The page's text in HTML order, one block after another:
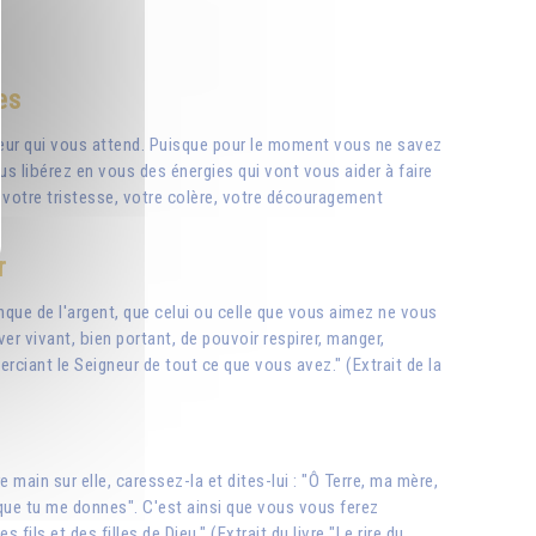
qui vous attend. Puisque pour le moment vous ne savez
libérez en vous des énergies qui vont vous aider à faire
tristesse, votre colère, votre découragement
de l'argent, que celui ou celle que vous aimez ne vous
vivant, bien portant, de pouvoir respirer, manger,
le Seigneur de tout ce que vous avez." (Extrait de la
sur elle, caressez-la et dites-lui : "Ô Terre, ma mère,
tu me donnes". C'est ainsi que vous vous ferez